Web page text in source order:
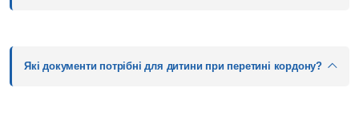
Які документи потрібні для дитини при перетині кордону?